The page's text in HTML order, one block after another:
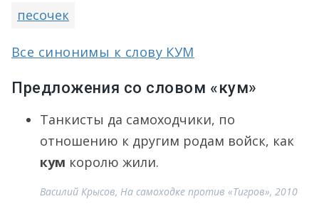
песочек
Все синонимы к слову КУМ
Предложения со словом «кум»
Танкисты да самоходчики, по
отношению к другим родам войск, как
кум королю жили.
Василий Крысов, На самоходке против «Тигров», 2010